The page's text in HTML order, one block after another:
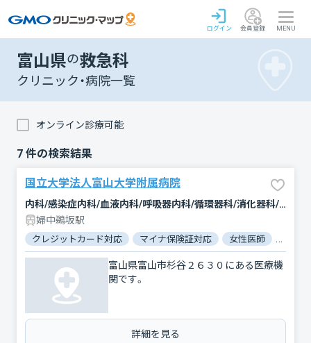
ログイン 会員登録 MENU
富山県の救急科
クリニック・病院一覧
オンライン診療可能
7 件の検索結果
国立大学法人富山大学附属病院
内科/感染症内科/血液内科/呼吸器内科/循環器科/消化器科/神経内科/腫瘍内科・外科/漢方内科/緩和ケア/外科/脳神経外科/呼吸器外科/心臓血管外科/整形外科/形成外科/美容外科/小児科/小児眼科/小児耳鼻咽喉科/小児皮膚科/小児外科/産科/婦人科/眼科/耳鼻咽喉科/皮膚科/泌尿器科/精神科・神経科/歯科口腔外科/リハビリテーション/放射線科/臨床検査・病理診断/救急科/麻酔科
婦中鵜坂駅
クレジットカード対応 マイナ保険証対応 女性医師
富山県富山市杉谷２６３０にある医療機
関です。
詳細を見る